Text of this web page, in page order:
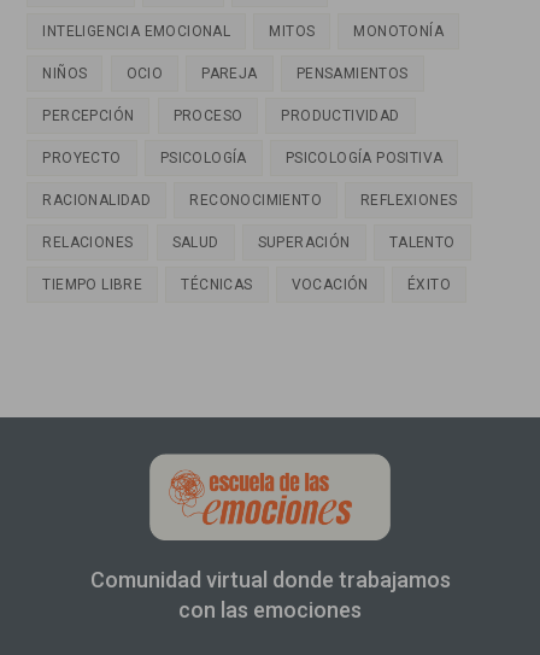
INTELIGENCIA EMOCIONAL MITOS MONOTONÍA
NIÑOS OCIO PAREJA PENSAMIENTOS
PERCEPCIÓN PROCESO PRODUCTIVIDAD
PROYECTO PSICOLOGÍA PSICOLOGÍA POSITIVA
RACIONALIDAD RECONOCIMIENTO REFLEXIONES
RELACIONES SALUD SUPERACIÓN TALENTO
TIEMPO LIBRE TÉCNICAS VOCACIÓN ÉXITO
Comunidad virtual donde trabajamos
con las emociones